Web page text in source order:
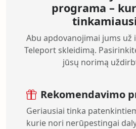
programa –
Abu apdovanojimai jums už
Teleport skleidimą.
jūsų norimą
Rekomendavimo
Geriausiai tinka
kurie nori nerūpestingai